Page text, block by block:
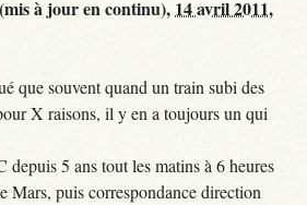
à jour en continu), 14 avril 2011,
que souvent quand un train subi des
X raisons, il y en a toujours un qui
5 ans tout les matins à 6 heures
Mars, puis correspondance direction